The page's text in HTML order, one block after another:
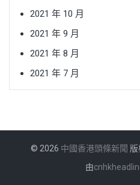
2021 年 10 月
2021 年 9 月
2021 年 8 月
2021 年 7 月
© 2026 中國香港頭條新聞
由